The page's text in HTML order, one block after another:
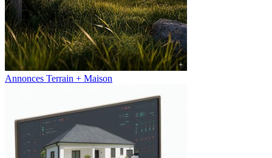
Annonces Terrain + Maison